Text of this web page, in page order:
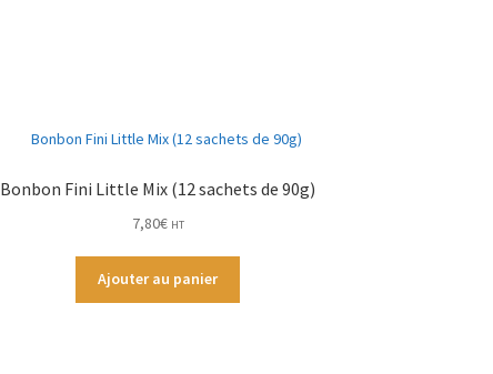
Bonbon Fini Little Mix (12 sachets de 90g)
7,80€ HT
Ajouter au panier